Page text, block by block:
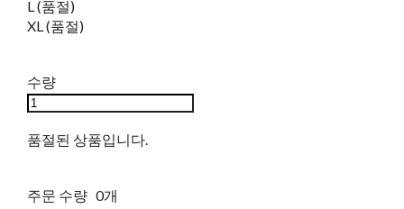
L (품절)
XL (품절)
수량
품절된 상품입니다.
주문 수량 0개